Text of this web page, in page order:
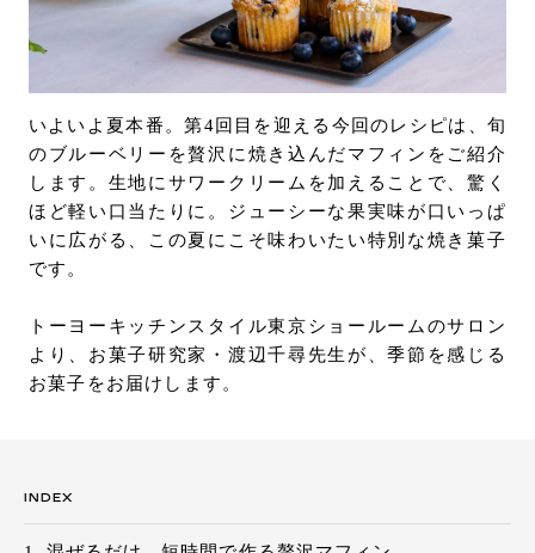
EN
Eメールで送信
URLをコピー
いよいよ夏本番。第4回目を迎える今回のレシピは、旬
のブルーベリーを贅沢に焼き込んだマフィンをご紹介
します。生地にサワークリームを加えることで、驚く
ほど軽い口当たりに。ジューシーな果実味が口いっぱ
いに広がる、この夏にこそ味わいたい特別な焼き菓子
です。
トーヨーキッチンスタイル東京ショールームのサロン
より、お菓子研究家・渡辺千尋先生が、季節を感じる
お菓子をお届けします。
INDEX